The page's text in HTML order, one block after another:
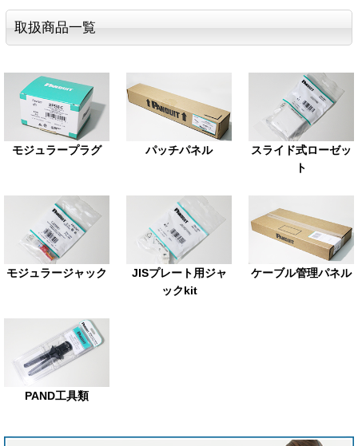
取扱商品一覧
モジュラープラグ パッチパネル
スライド式ローゼッ
ト
モジュラージャック
JISプレート用ジャ
ックkit
ケーブル管理パネル
PAND工具類